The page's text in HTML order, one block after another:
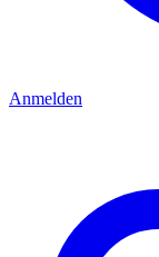
Anmelden